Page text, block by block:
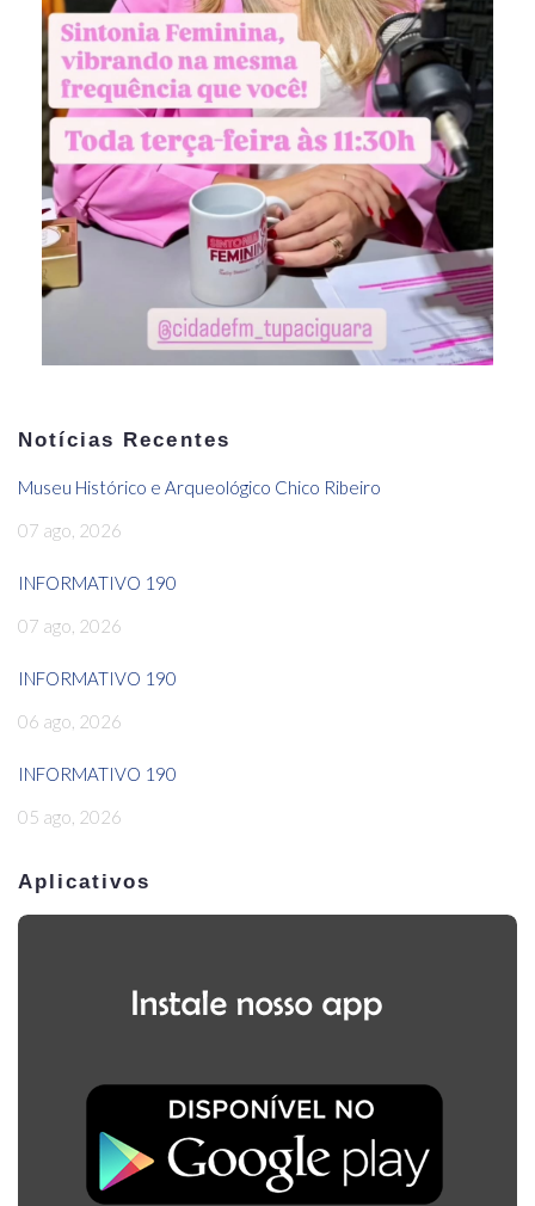
Notícias Recentes
Museu Histórico e Arqueológico Chico Ribeiro
07 ago, 2026
INFORMATIVO 190
07 ago, 2026
INFORMATIVO 190
06 ago, 2026
INFORMATIVO 190
05 ago, 2026
Aplicativos